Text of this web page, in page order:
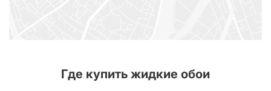
Где купить жидкие обои